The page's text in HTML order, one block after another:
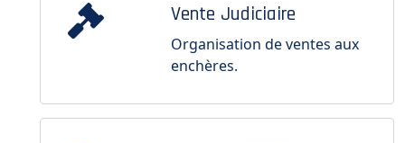
Vente Judiciaire
Organisation de ventes aux
enchères.